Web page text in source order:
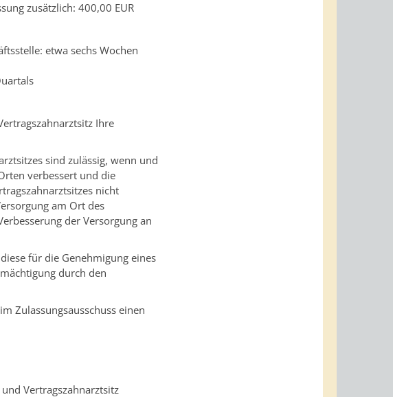
zusätzlich: 400,00 EUR
etwa sechs Wochen
Ihre
sind zulässig, wenn und
verbessert und die
nicht
am Ort des
der Versorgung an
für die Genehmigung eines
durch den
Zulassungsausschuss einen
Vertragszahnarztsitz